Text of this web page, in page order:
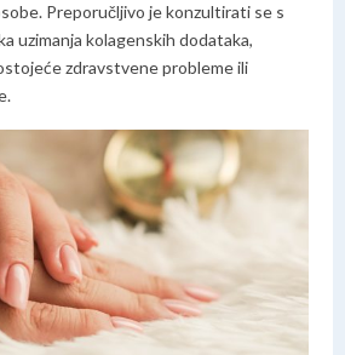
Preporučljivo je konzultirati se s
uzimanja kolagenskih dodataka,
zdravstvene probleme ili